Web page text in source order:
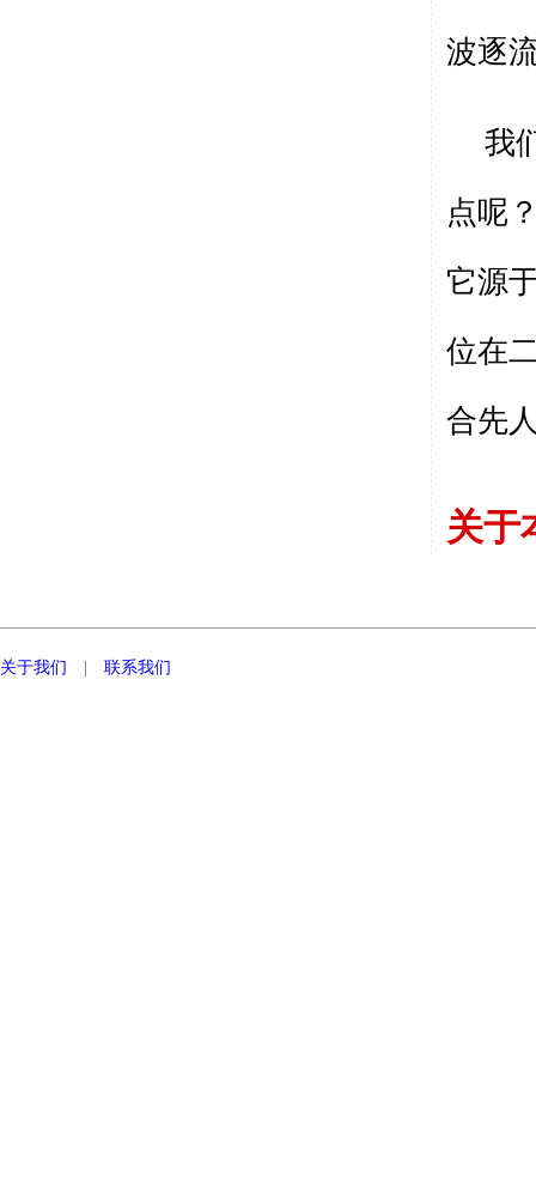
波逐
我
点呢
它源
位在
合先
关于
关于我们 联系我们